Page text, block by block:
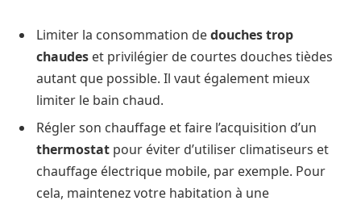
Limiter la consommation dedouches trop
chaudes et privilégier de courtes douches tièdes
autant que possible. Il vaut également mieux
limiter le bain chaud.
Régler son chauffage et faire l’acquisition d’un
thermostat pour éviter d’utiliser climatiseurs et
chauffage électrique mobile, par exemple. Pour
cela, maintenez votre habitation à une